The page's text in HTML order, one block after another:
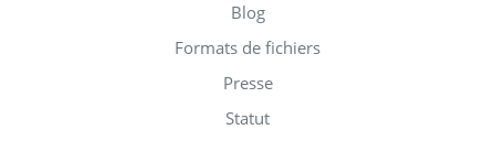
Blog
Formats de fichiers
Presse
Statut